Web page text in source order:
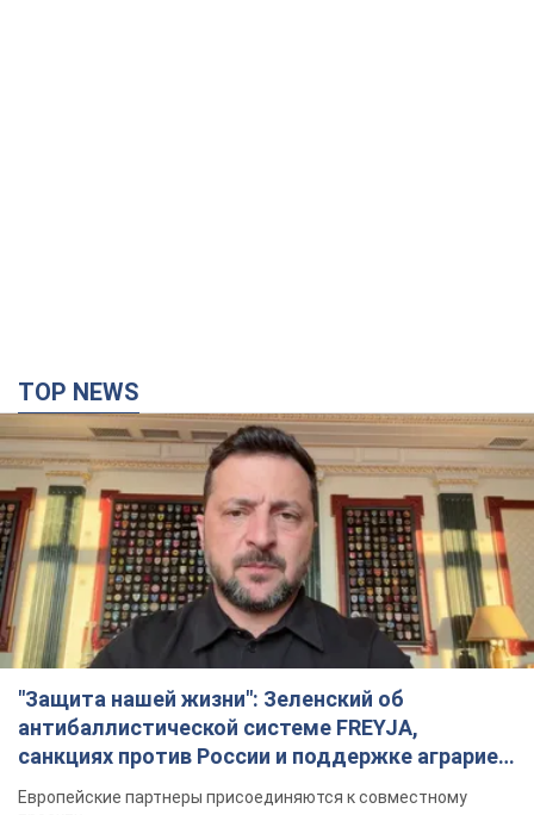
TOP NEWS
"Защита нашей жизни": Зеленский об
антибаллистической системе FREYJA,
санкциях против России и поддержке аграриев.
Видео
Европейские партнеры присоединяются к совместному